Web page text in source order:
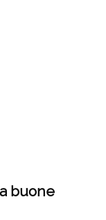
buone